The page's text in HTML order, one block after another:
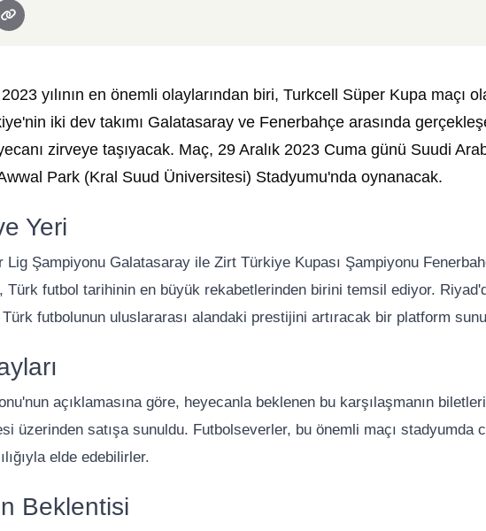
yılının en önemli olaylarından biri, Turkcell Süper Kupa maçı
iki dev takımı Galatasaray ve Fenerbahçe arasında
zirveye taşıyacak. Maç, 29 Aralık 2023 Cuma günü Suudi
Park (Kral Suud Üniversitesi) Stadyumu'nda oynanacak.
Yeri
Lig Şampiyonu Galatasaray ile Zirt Türkiye Kupası Şampiyonu
Türk futbol tarihinin en büyük rekabetlerinden birini temsil ediyor.
futbolunun uluslararası alandaki prestijini artıracak bir platform
açıklamasına göre, heyecanla beklenen bu karşılaşmanın
üzerinden satışa sunuldu. Futbolseverler, bu önemli maçı stadyumda
elde edebilirler.
Beklentisi